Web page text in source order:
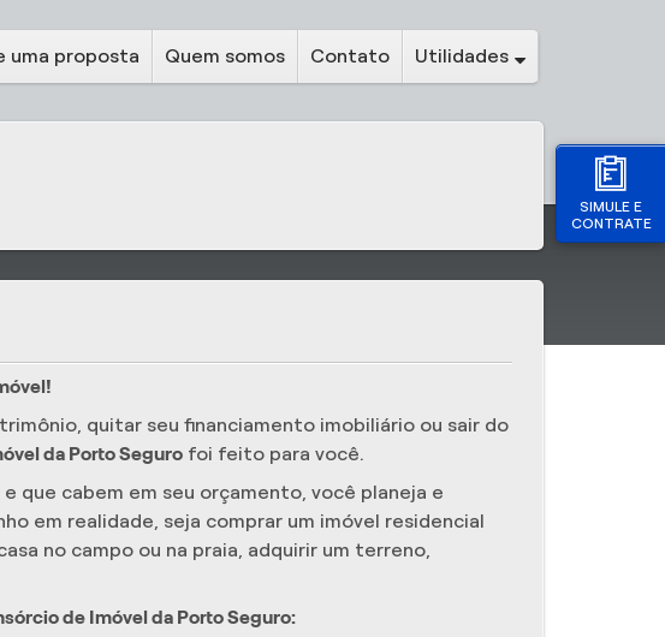
SIMULE E
CONTRATE
uma proposta Quem somos Contato Utilidades
quitar seu financiamento imobiliário ou sair do
da Porto Seguro foi feito para você.
que cabem em seu orçamento, você planeja e
em realidade, seja comprar um imóvel residencial
no campo ou na praia, adquirir um terreno,
de Imóvel da Porto Seguro: